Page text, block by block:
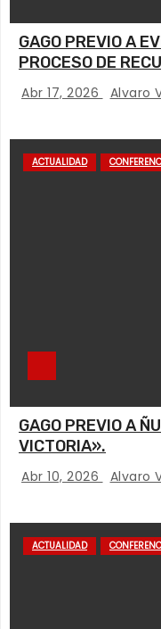
GAGO PREVIO A
PROCESO DE
Abr 17, 2026 Alvaro
ACTUALIDAD
GAGO PREVIO A
VICTORIA».
Abr 10, 2026 Alvaro
ACTUALIDAD